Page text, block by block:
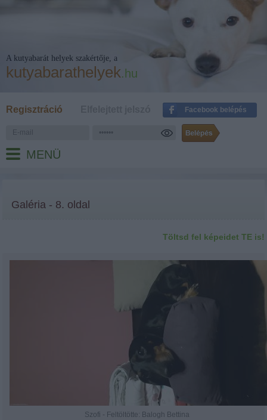
A kutyabarát helyek szakértője, a
kutyabarathelyek.hu
Regisztráció Facebook belépés
MENÜ
Galéria - 8. oldal
Töltsd fel képeidet TE is!
Szofi - Feltöltötte: Balogh Bettina